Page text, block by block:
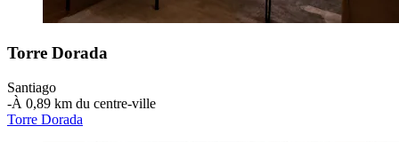
Torre Dorada
Santiago
‐À 0,89 km du centre-ville
Torre Dorada